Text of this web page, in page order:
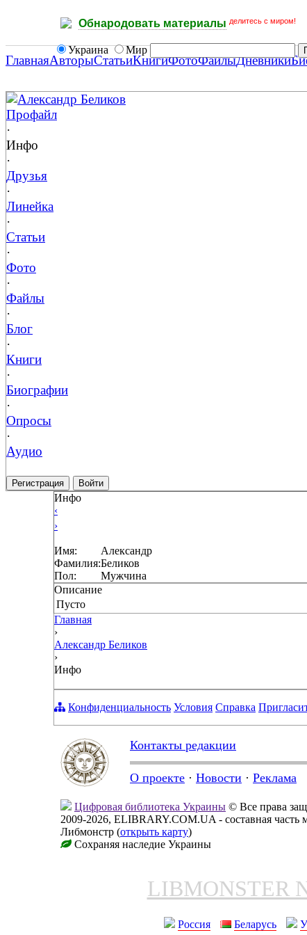
Обнародовать материалы делитесь с миром!
Украина Мир
ГлавнаяАвторыСтатьиКнигиФотоФайлыДневники
Александр Беликов
Профайл
·
Инфо
·
Друзья
·
Линейка
·
Статьи
·
Фото
·
Файлы
·
Блог
·
Книги
·
Биографии
·
Опросы
·
Аудио
Регистрация Войти
Инфо
‹
›
Имя:
Александр
Фамилия:Беликов
Пол:
Мужчина
Описание
Пусто
Главная
›
Александр Беликов
›
Инфо
Конфиденциальность Условия Справка
Контакты редакции
О проекте · Новости · Реклама
Цифровая библиотека Украины © Все права
2009-2026, ELIBRARY.COM.UA - составная часть
Либмонстр (открыть карту)
Сохраняя наследие Украины
LIBMONSTER
Россия Беларусь